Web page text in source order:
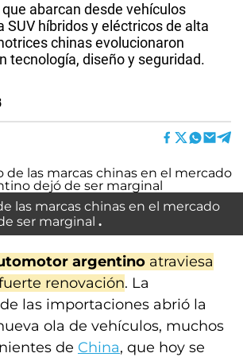
abarcan desde vehículos
SUV híbridos y eléctricos de alta
chinas evolucionaron
tecnología, diseño y seguridad.
las marcas chinas en el mercado
ser marginal
argentino atraviesa
renovación. La
las importaciones abrió la
ola de vehículos, muchos
de China, que hoy se